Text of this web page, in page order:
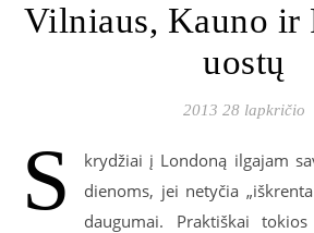
Vilniaus, Kauno ir
uostų
2013 28 lapkričio
S
krydžiai į Londoną ilgajam
dienoms, jei netyčia
daugumai. Praktiškai